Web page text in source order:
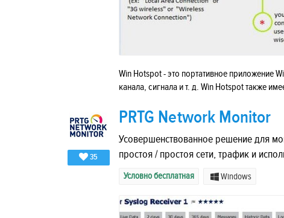
Win Hotspot - это портативное приложение
канала, сигнала и т. д. Win Hotspot также
35
PRTG Network Monitor
Усовершенствованное решение для
простоя / простоя сети, трафик и
Условно бесплатная Windows